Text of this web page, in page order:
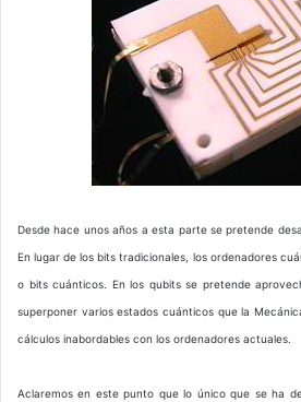
Desde hace unos años a esta parte se pretende
En lugar de los bits tradicionales, los ordenadores
o bits cuánticos. En los qubits se pretende
superponer varios estados cuánticos que la
cálculos inabordables con los ordenadores actuales.
Aclaremos en este punto que lo único que se ha